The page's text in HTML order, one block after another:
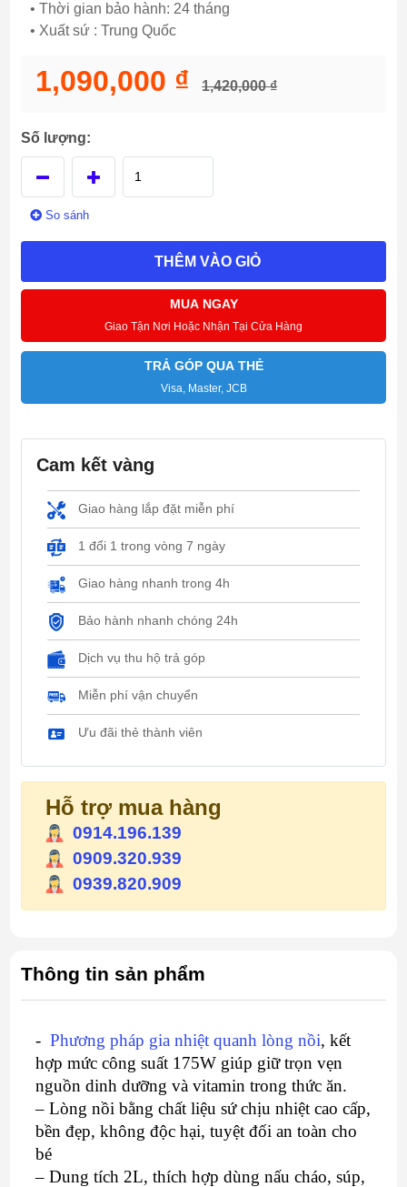
• Thời gian bảo hành: 24 tháng
• Xuất sứ : Trung Quốc
1,090,000 ₫ 1,420,000 ₫
Số lượng:
So sánh
THÊM VÀO GIỎ
MUA NGAY
Giao Tận Nơi Hoặc Nhận Tại Cửa Hàng
TRẢ GÓP QUA THẺ
Visa, Master, JCB
Cam kết vàng
Giao hàng lắp đặt miễn phí
1 đổi 1 trong vòng 7 ngày
Giao hàng nhanh trong 4h
Bảo hành nhanh chóng 24h
Dịch vụ thu hộ trả góp
Miễn phí vận chuyển
Ưu đãi thẻ thành viên
Hỗ trợ mua hàng
0914.196.139
0909.320.939
0939.820.909
Thông tin sản phẩm
-Phương pháp gia nhiệt quanh lòng nồi, kết
hợp mức công suất 175W giúp giữ trọn vẹn
nguồn dinh dưỡng và vitamin trong thức ăn.
– Lòng nồi bằng chất liệu sứ chịu nhiệt cao cấp,
bền đẹp, không độc hại, tuyệt đối an toàn cho
bé
– Dung tích 2L, thích hợp dùng nấu cháo, súp,